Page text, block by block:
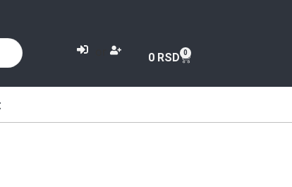
0 RSD 0